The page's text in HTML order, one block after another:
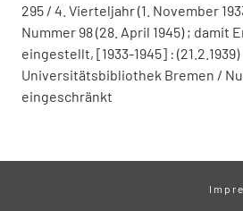
295 / 4. Vierteljahr (1. November
Nummer 98 (28. April 1945) ; damit
eingestellt, [1933-1945] :
Universitätsbibliothek Bremen /
eingeschränkt